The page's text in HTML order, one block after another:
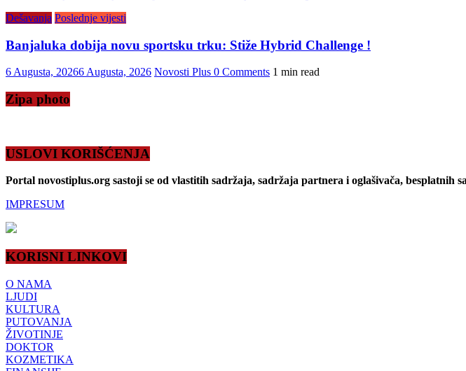
Dešavanja Poslednje vijesti
Banjaluka dobija novu sportsku trku: Stiže Hybrid Challenge !
6 Augusta, 20266 Augusta, 2026 Novosti Plus 0 Comments 1 min read
Zipa photo
USLOVI KORIŠĆENJA
Portal novostiplus.org sastoji se od vlastitih sadržaja, sadržaja partnera i oglašivača,
IMPRESUM
KORISNI LINKOVI
O NAMA
LJUDI
KULTURA
PUTOVANJA
ŽIVOTINJE
DOKTOR
KOZMETIKA